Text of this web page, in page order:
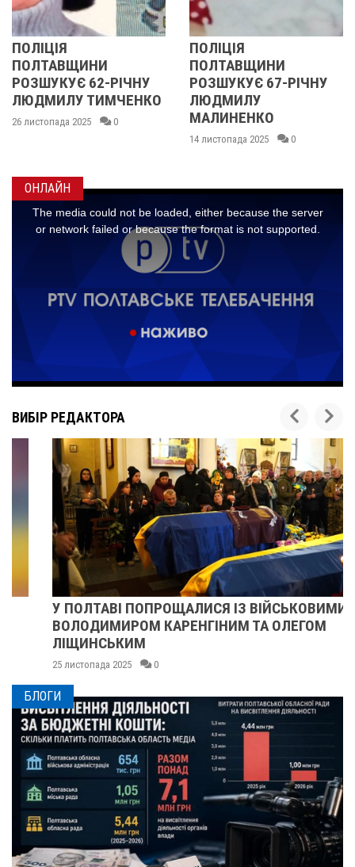
62-РІЧНУ
ТИМЧЕНКО
2025 0
ПОЛІЦІЯ
ПОЛТАВЩИНИ
РОЗШУКУЄ 67-РІЧНУ
ЛЮДМИЛУ
МАЛИНЕНКО
14 листопада 2025 0
ОНЛАЙН
ВИБІР РЕДАКТОРА
У ПОЛТАВІ ПОПРОЩАЛИСЯ ІЗ ВІЙСЬКОВИМИ
ВОЛОДИМИРОМ КАРЕНГІНИМ ТА ОЛЕГОМ
ЛІЩИНСЬКИМ
25 листопада 2025 0
БЛОГИ